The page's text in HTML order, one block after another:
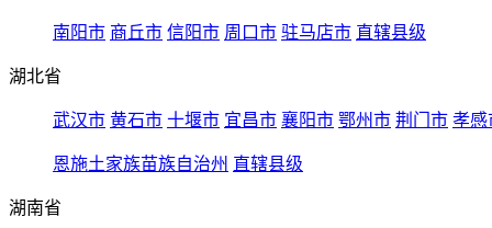
南阳市 商丘市 信阳市 周口市 驻马店市 直辖县级
湖北省
武汉市 黄石市 十堰市 宜昌市 襄阳市 鄂州市 荆门市 孝感
恩施土家族苗族自治州 直辖县级
湖南省